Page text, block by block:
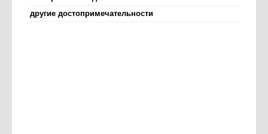
другие достопримечательности